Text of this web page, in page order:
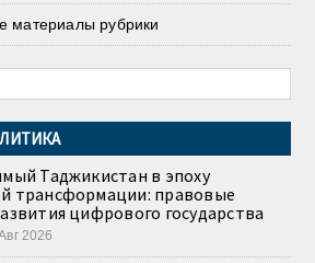
материалы рубрики
Таджикистан в эпоху
трансформации: правовые
цифрового государства
2026